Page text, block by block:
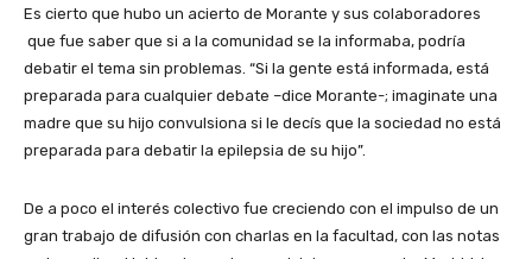
Es cierto que hubo un acierto de Morante y sus colaboradores
que fue saber que si a la comunidad se la informaba, podría
debatir el tema sin problemas. “Si la gente está informada, está
preparada para cualquier debate –dice Morante-; imaginate una
madre que su hijo convulsiona si le decís que la sociedad no está
preparada para debatir la epilepsia de su hijo”.
De a poco el interés colectivo fue creciendo con el impulso de un
gran trabajo de difusión con charlas en la facultad, con las notas